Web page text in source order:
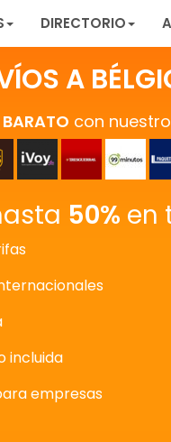
DIRECTORIO
A
con
50% en
incluida
empresas